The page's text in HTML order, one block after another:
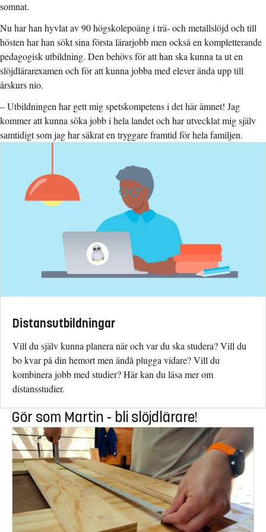
somnat.
Nu har han hyvlat av 90 högskolepoäng i trä- och metallslöjd och till
hösten har han sökt sina första lärarjobb men också en kompletterande
pedagogisk utbildning. Den behövs för att han ska kunna ta ut en
slöjdlärarexamen och för att kunna jobba med elever ända upp till
årskurs nio.
–Utbildningen har gett mig spetskompetens i det här ämnet! Jag
kommer att kunna söka jobb i hela landet och har utvecklat mig själv
samtidigt som jag har säkrat en tryggare framtid för hela familjen.
Distansutbildningar
Vill du själv kunna planera när och var du ska studera? Vill du
bo kvar på din hemort men ändå plugga vidare? Vill du
kombinera jobb med studier? Här kan du läsa mer om
distansstudier.
Gör som Martin - bli slöjdlärare!